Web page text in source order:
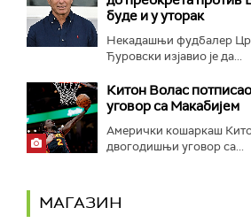
буде и у уторак
Некадашњи фудбалер
Ђуровски изјавио је да...
Китон Волас
уговор са Макабијем
Амерички кошаркаш
двогодишњи уговор са...
МАГАЗИН